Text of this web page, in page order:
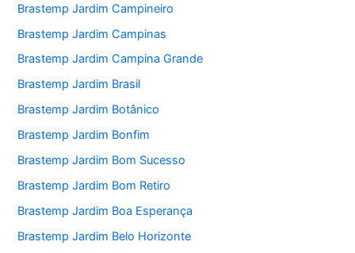
Brastemp Jardim Campineiro
Brastemp Jardim Campinas
Brastemp Jardim Campina Grande
Brastemp Jardim Brasil
Brastemp Jardim Botânico
Brastemp Jardim Bonfim
Brastemp Jardim Bom Sucesso
Brastemp Jardim Bom Retiro
Brastemp Jardim Boa Esperança
Brastemp Jardim Belo Horizonte